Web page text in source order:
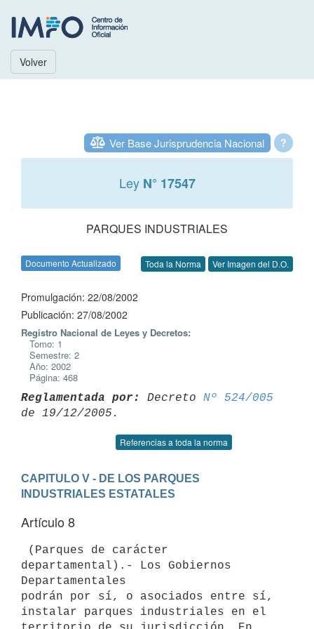
Volver
?
Ver Base Jurisprudencia Nacional
Ley N° 17547
PARQUES INDUSTRIALES
Documento Actualizado Toda la Norma Ver Imagen del D.O.
Promulgación: 22/08/2002
Publicación: 27/08/2002
Registro Nacional de Leyes y Decretos:
Tomo: 1
Semestre: 2
Año: 2002
Página: 468
Reglamentada por: Decreto Nº 524/005
Referencias a toda la norma
CAPITULO V - DE LOS PARQUES
INDUSTRIALES ESTATALES
Artículo 8
departamental).- Los Gobiernos
Departamentales
podrán por sí, o asociados entre sí,
instalar parques industriales en el